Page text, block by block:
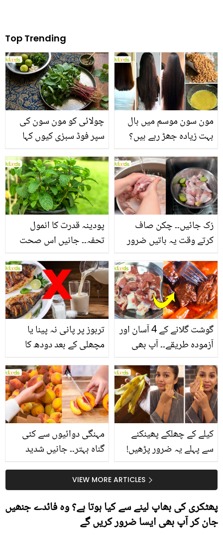
Top Trending
چولائی کو مون سون کی
سپر فوڈ سبزی کیوں کہا
منرلز اور اینٹی آکسیڈنٹس
سے بھرپور اس سبزی کے
فائدے
مون سون موسم میں بال
بہت زیادہ جھڑ رہے ہیں؟
بنانے کے چند قدرتی طریقے
پودینہ قدرت کا انمول
تحفہ۔۔ جانیں اس صحت
انگیز طبی فوائد
رُک جائیں۔۔ چکن صاف
کرتے وقت یہ باتیں ضرور
تربوز پر پانی نہ پینا یا
مچھلی کے بعد دودھ کا
سے متعلق غلط فہمیوں کی
حقیقت کیا ہے اور افواہ
کیا؟
گوشت گلانے کے 4 آسان اور
آزمودہ طریقے۔۔ آپ بھی
بتائے راز
مہنگی دوائیوں سے کئی
گناہ بہتر۔۔ جانیں شدید
کیوں کھانا چاہیے؟
کیلے کے چھلکے پھینکنے
سے پہلے یہ ضرور پڑھیں!
سستا اور قدرتی حلVIEW MORE ARTICLES
پھٹکری کی بھاپ لینے سے کیا ہوتا ہے؟ وہ فائدے جنھیں
جان کر آپ بھی ایسا ضرور کریں گے